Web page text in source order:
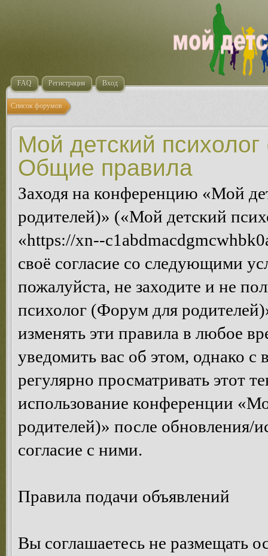
FAQ Регистрация Вход
Список форумов
Мой детский
Общие правила
Заходя на конференцию «Мой
родителей)» («Мой детский
«https://xn--
своё согласие со следующими
пожалуйста, не заходите и не
психолог (Форум для
изменять эти правила в любое
уведомить вас об этом, однако
регулярно просматривать этот
использование конференции
родителей)» после обновления/
согласие с ними.
Правила подачи объявлений
Вы соглашаетесь не размещать